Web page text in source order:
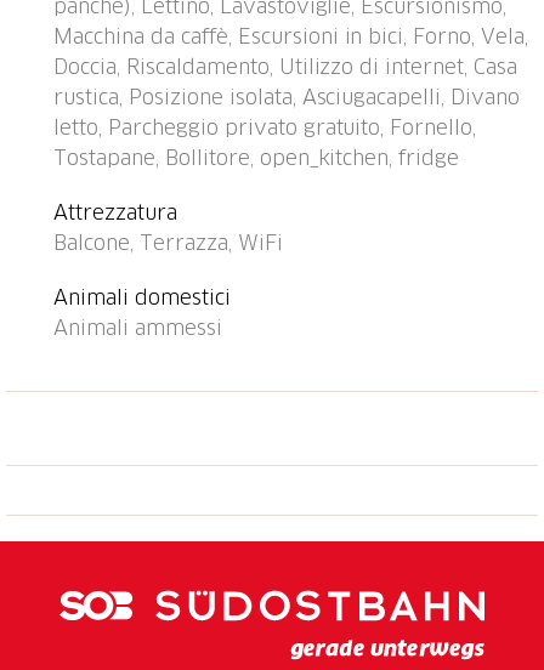
Parcheggio presso la casa a 50 m. Negozio
alimentare 4 km, ristorante 2 km, fermata bus
"Postauto linie 322" 100 m, lago balneabile "Lago
Maggiore" 11 km, lago Lago Maggiore 11 km.
Sentieri per passeggiate vicino alla casa 5 m.
Attrazioni nelle vicinanze: Falconeria, Locarno,
Mercato Cannobio, Luino, Intra IT, Castelli di
Bellinzona, Ponte Tibetano, Aussichtspunkt Berge -
See 150 m. Laghi famosi: Lago Maggiore, Lago di
Lugano. Sentieri escursionistici: Monte Tamaro-Splash
and SPA, Valle Maggia-Lago di Sambuco-Naret. Prego
panche), Lettino, Lavastoviglie, Escursionismo,
Macchina da caffè, Escursioni in bici, Forno, Vela,
Doccia, Riscaldamento, Utilizzo di internet, Casa
rustica, Posizione isolata, Asciugacapelli, Divano
letto, Parcheggio privato gratuito, Fornello,
Tostapane, Bollitore, open_kitchen, fridge
Attrezzatura
Balcone, Terrazza, WiFi
Animali domestici
Animali ammessi